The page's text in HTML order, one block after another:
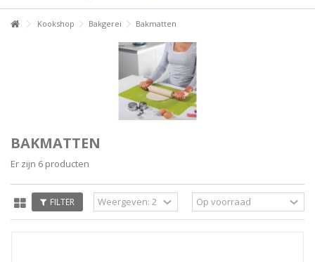
Kookshop Bakgerei Bakmatten
BAKMATTEN
Er zijn 6 producten
FILTER